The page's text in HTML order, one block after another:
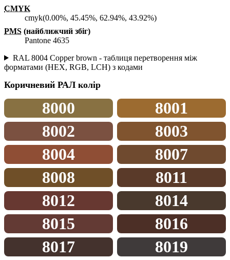
CMYK
cmyk(0.00%, 45.45%, 62.94%, 43.92%)
PMS (найближчий збіг)
Pantone 4635
RAL 8004 Copper brown - таблиця перетворення між
форматами (HEX, RGB, LCH) з кодами
Коричневий РАЛ колір
8000
8001
8002
8003
8004
8007
8008
8011
8012
8014
8015
8016
8017
8019